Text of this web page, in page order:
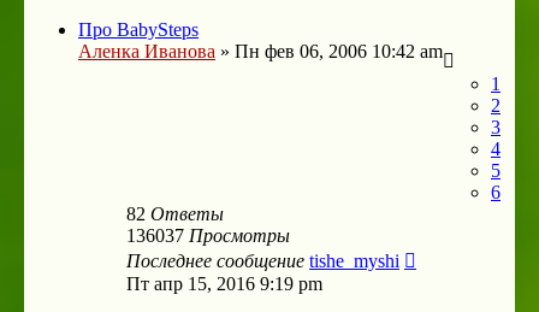
Про BabySteps
Аленка Иванова » Пн фев 06, 2006 10:42 am
1
2
3
4
5
6
82 Ответы
136037 Просмотры
Последнее сообщение tishe_myshi
Пт апр 15, 2016 9:19 pm